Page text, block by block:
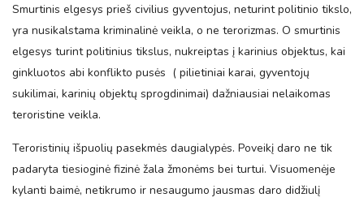
Smurtinis elgesys prieš civilius gyventojus, neturint politinio tikslo,
yra nusikalstama kriminalinė veikla, o ne terorizmas. O smurtinis
elgesys turint politinius tikslus, nukreiptas į karinius objektus, kai
ginkluotos abi konflikto pusės ( pilietiniai karai, gyventojų
sukilimai, karinių objektų sprogdinimai) dažniausiai nelaikomas
teroristine veikla.
Teroristinių išpuolių pasekmės daugialypės. Poveikį daro ne tik
padaryta tiesioginė fizinė žala žmonėms bei turtui. Visuomenėje
kylanti baimė, netikrumo ir nesaugumo jausmas daro didžiulį